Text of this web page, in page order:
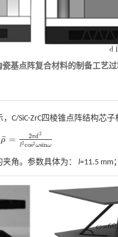
瓷基点阵复合材料的制备工艺
，C/SiC-ZrC四棱锥点阵结构芯
ρ
¯ = 2πd2
l2cos2ωsinω
ρ¯ =2 πd2l2cos2ω
角。参数具体为： l=11.5 mm；